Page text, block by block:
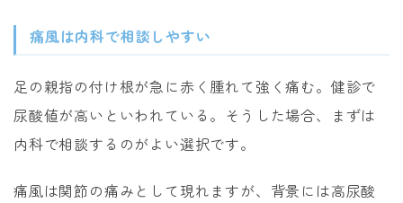
痛風は内科で相談しやすい
足の親指の付け根が急に赤く腫れて強く痛む。健診で
尿酸値が高いといわれている。そうした場合、まずは
内科で相談するのがよい選択です。
痛風は関節の痛みとして現れますが、背景には高尿酸